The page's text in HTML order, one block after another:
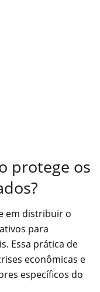
protege os
em distribuir o
para
Essa prática de
econômicas e
específicos do